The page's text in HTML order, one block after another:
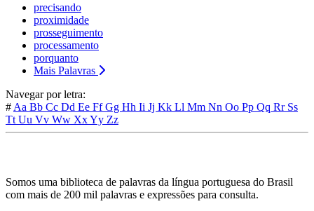
precisando
proximidade
prosseguimento
processamento
porquanto
Mais Palavras
Navegar por letra:
# Aa Bb Cc Dd Ee FfGg Hh Ii Jj Kk Ll Mm Nn Oo Pp Qq Rr Ss
Tt Uu Vv Ww XxYy Zz
Somos uma biblioteca de palavras da língua portuguesa do Brasil
com mais de 200 mil palavras e expressões para consulta.